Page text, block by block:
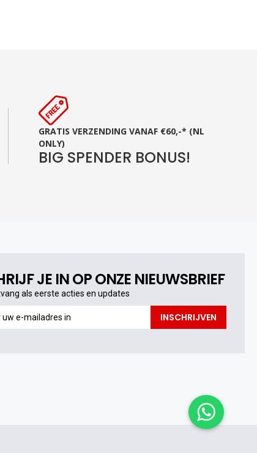
GRATIS VERZENDING VANAF €60,-* (NL
ONLY)
BIG SPENDER BONUS!
JE IN OP ONZE NIEUWSBRIEF
als eerste acties en updates
INSCHRIJVEN